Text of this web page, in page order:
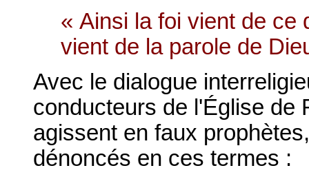
« Ainsi la foi vient de ce
vient de la parole de
Avec le dialogue
conducteurs de l'Église de
agissent en faux
dénoncés en ces termes :